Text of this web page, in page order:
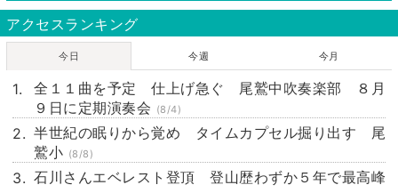
アクセスランキング
今日 今週 今月
全１１曲を予定 仕上げ急ぐ 尾鷲中吹奏楽部 ８月
９日に定期演奏会 (8/4)
半世紀の眠りから覚め タイムカプセル掘り出す 尾
鷲小 (8/8)
石川さんエベレスト登頂 登山歴わずか５年で最高峰